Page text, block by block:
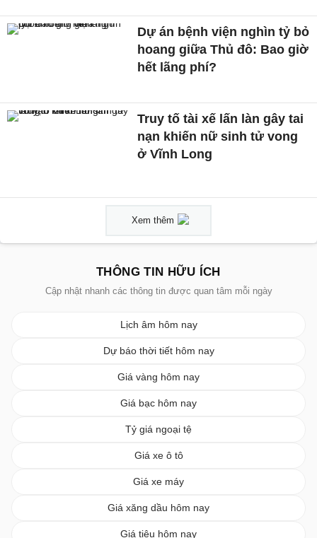
Dự án bệnh viện nghìn tỷ bỏ
hoang giữa Thủ đô: Bao giờ
hết lãng phí?
Truy tố tài xế lấn làn gây tai
nạn khiến nữ sinh tử vong
ở Vĩnh Long
Xem thêm
THÔNG TIN HỮU ÍCH
Cập nhật nhanh các thông tin được quan tâm mỗi ngày
Lịch âm hôm nay
Dự báo thời tiết hôm nay
Giá vàng hôm nay
Giá bạc hôm nay
Tỷ giá ngoại tệ
Giá xe ô tô
Giá xe máy
Giá xăng dầu hôm nay
Giá tiêu hôm nay